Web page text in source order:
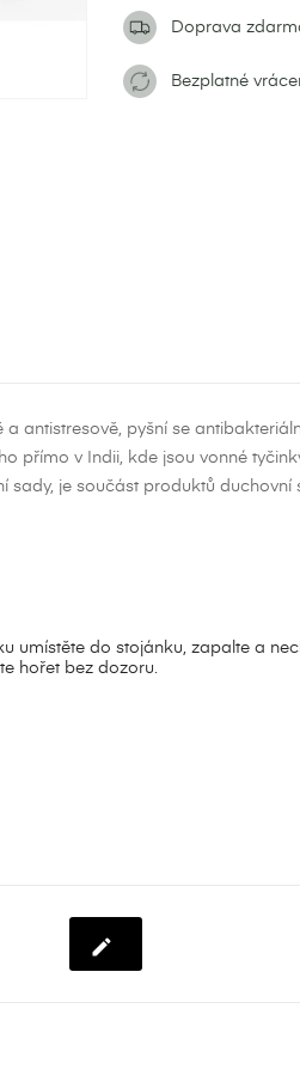
Doprava
Bezplatné
antistresově, pyšní se
přímo v Indii, kde jsou vonné
je součást produktů
umístěte do stojánku, zapalte a
hořet bez dozoru.
přání